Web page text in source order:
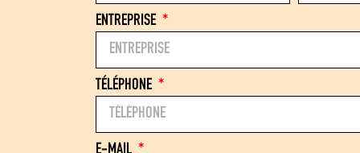
ENTREPRISE
TÉLÉPHONE